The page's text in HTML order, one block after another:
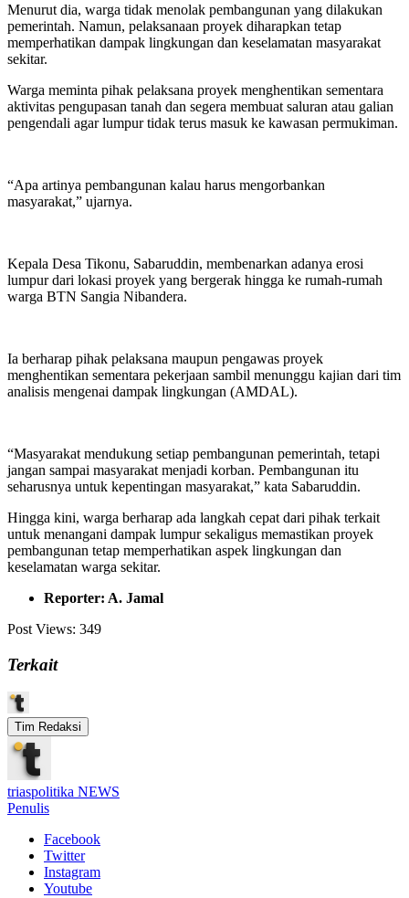
Menurut dia, warga tidak menolak pembangunan yang dilakukan
pemerintah. Namun, pelaksanaan proyek diharapkan tetap
memperhatikan dampak lingkungan dan keselamatan masyarakat
sekitar.
Warga meminta pihak pelaksana proyek menghentikan sementara
aktivitas pengupasan tanah dan segera membuat saluran atau galian
pengendali agar lumpur tidak terus masuk ke kawasan permukiman.
“Apa artinya pembangunan kalau harus mengorbankan
masyarakat,” ujarnya.
Kepala Desa Tikonu, Sabaruddin, membenarkan adanya erosi
lumpur dari lokasi proyek yang bergerak hingga ke rumah-rumah
warga BTN Sangia Nibandera.
Ia berharap pihak pelaksana maupun pengawas proyek
menghentikan sementara pekerjaan sambil menunggu kajian dari tim
analisis mengenai dampak lingkungan (AMDAL).
“Masyarakat mendukung setiap pembangunan pemerintah, tetapi
jangan sampai masyarakat menjadi korban. Pembangunan itu
seharusnya untuk kepentingan masyarakat,” kata Sabaruddin.
Hingga kini, warga berharap ada langkah cepat dari pihak terkait
untuk menangani dampak lumpur sekaligus memastikan proyek
pembangunan tetap memperhatikan aspek lingkungan dan
keselamatan warga sekitar.
Reporter: A. Jamal
Post Views: 349
Terkait
Tim Redaksi
triaspolitika NEWS
Penulis
Facebook
Twitter
Instagram
Youtube